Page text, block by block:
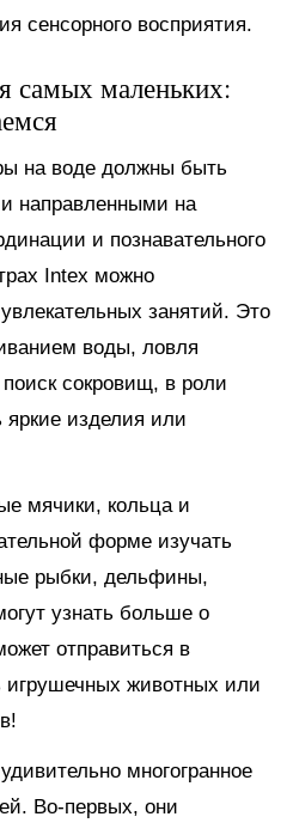
сенсорного восприятия.
самых маленьких:
на воде должны быть
направленными на
и познавательного
Intex можно
занятий. Это
воды, ловля
сокровищ, в роли
яркие изделия или
мячики, кольца и
форме изучать
рыбки, дельфины,
узнать больше о
отправиться в
игрушечных животных или
многогранное
Во-первых, они